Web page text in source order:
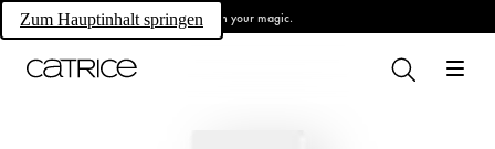
Zum Hauptinhalt springen Own your magic.